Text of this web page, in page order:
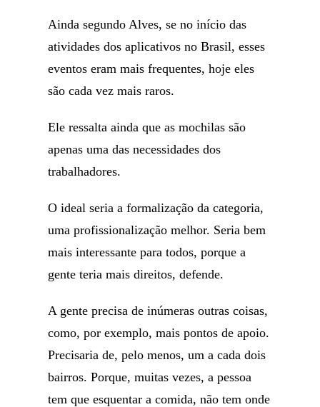
Ainda segundo Alves, se no início das
atividades dos aplicativos no Brasil, esses
eventos eram mais frequentes, hoje eles
são cada vez mais raros.
Ele ressalta ainda que as mochilas são
apenas uma das necessidades dos
trabalhadores.
O ideal seria a formalização da categoria,
uma profissionalização melhor. Seria bem
mais interessante para todos, porque a
gente teria mais direitos, defende.
A gente precisa de inúmeras outras coisas,
como, por exemplo, mais pontos de apoio.
Precisaria de, pelo menos, um a cada dois
bairros. Porque, muitas vezes, a pessoa
tem que esquentar a comida, não tem onde